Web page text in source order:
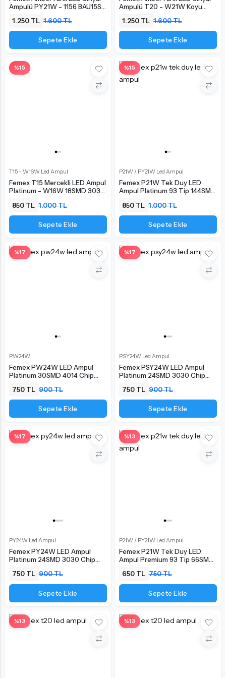
Ampulü PY21W - 1156 BAU15S
1.250 TL 1.600 TL
Sepete Ekle
Ampulü T20 - W21W Koyu
1.250 TL 1.600 TL
Sepete Ekle
%15
T15 - W16W Led Ampul
Femex T15 Mercekli LED Ampul
Platinum - W16W 18SMD 3035
850 TL 1.000 TL
Sepete Ekle
%15
P21W / PY21W Led Ampul
Femex P21W Tek Duy LED
Ampul Platinum 93 Tip 144SMD
850 TL 1.000 TL
Sepete Ekle
%17
PW24W
Femex PW24W LED Ampul
Platinum 30SMD 4014 Chip
750 TL 900 TL
Sepete Ekle
%17
PSY24W Led Ampul
Femex PSY24W LED Ampul
Platinum 24SMD 3030 Chip
750 TL 900 TL
Sepete Ekle
%17
PY24W Led Ampul
Femex PY24W LED Ampul
Platinum 24SMD 3030 Chip
750 TL 900 TL
Sepete Ekle
%13
P21W / PY21W Led Ampul
Femex P21W Tek Duy LED
Ampul Premium 93 Tip 66SMD
650 TL 750 TL
Sepete Ekle
%13 %13